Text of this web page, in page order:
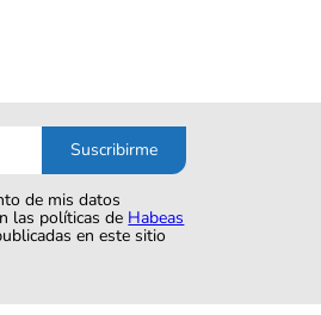
Suscribirme
de mis datos
las políticas de Habeas
en este sitio